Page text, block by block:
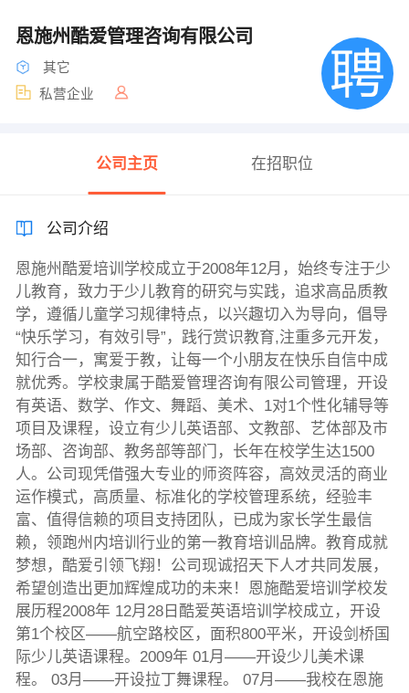
恩施州酷爱管理咨询有限公司
其它
私营企业
公司主页 在招职位
公司介绍
恩施州酷爱培训学校成立于2008年12月，始终专注于少
儿教育，致力于少儿教育的研究与实践，追求高品质教
学，遵循儿童学习规律特点，以兴趣切入为导向，倡导
“快乐学习，有效引导”，践行赏识教育,注重多元开发，
知行合一，寓爱于教，让每一个小朋友在快乐自信中成
就优秀。学校隶属于酷爱管理咨询有限公司管理，开设
有英语、数学、作文、舞蹈、美术、1对1个性化辅导等
项目及课程，设立有少儿英语部、文教部、艺体部及市
场部、咨询部、教务部等部门，长年在校学生达1500
人。公司现凭借强大专业的师资阵容，高效灵活的商业
运作模式，高质量、标准化的学校管理系统，经验丰
富、值得信赖的项目支持团队，已成为家长学生最信
赖，领跑州内培训行业的第一教育培训品牌。教育成就
梦想，酷爱引领飞翔！公司现诚招天下人才共同发展，
希望创造出更加辉煌成功的未来！恩施酷爱培训学校发
展历程2008年 12月28日酷爱英语培训学校成立，开设
第1个校区——航空路校区，面积800平米，开设剑桥国
际少儿英语课程。2009年 01月——开设少儿美术课
程。 03月——开设拉丁舞课程。 07月——我校在恩施